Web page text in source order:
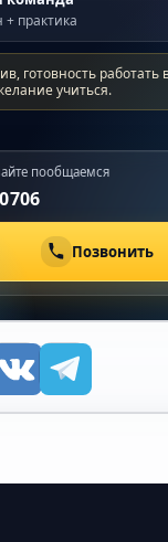
практика
готовность
учиться.
пообщаемся
Позвонить